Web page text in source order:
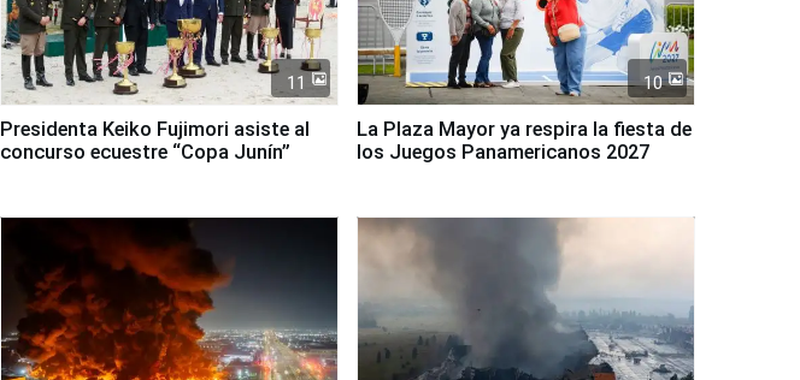
11
Presidenta Keiko Fujimori asiste al
concurso ecuestre “Copa Junín”
10
La Plaza Mayor ya respira la fiesta de
los Juegos Panamericanos 2027